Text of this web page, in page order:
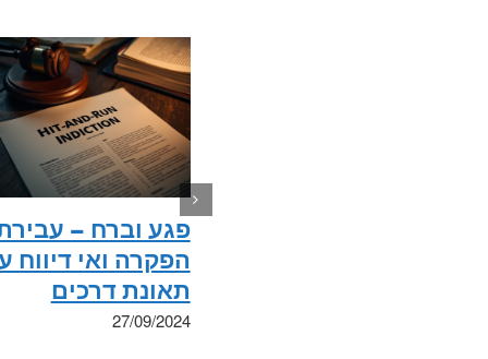
פגע וברח –
הפקרה ואי דיווח
תאונת דרכים
27/09/2024